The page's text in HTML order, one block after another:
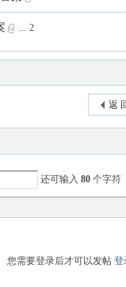
... 2
返
还可输入 80 个字符
您需要登录后才可以发帖 登